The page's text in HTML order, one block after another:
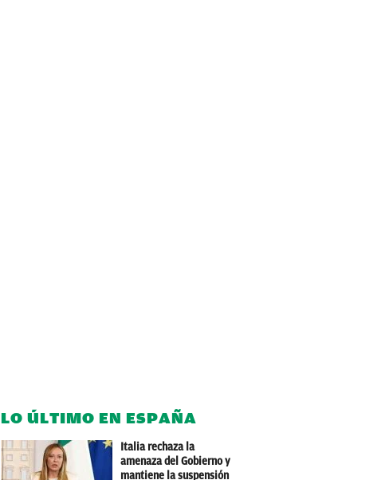
LO ÚLTIMO EN ESPAÑA
Italia rechaza la
amenaza del Gobierno y
mantiene la suspensión